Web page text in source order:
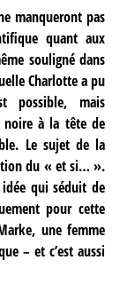
manqueront pas
quant aux
souligné dans
Charlotte a pu
possible, mais
noire à la tête de
Le sujet de la
du « et si… ».
qui séduit de
pour cette
une femme
– et c’est aussi